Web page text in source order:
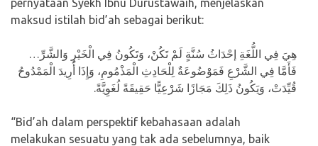
maksud istilah bid’ah sebagai berikut:
هِيَ فِي اللُّغَةِ إحْدَاثُ سُنَّةٍ لَمْ تَكُنْ، وَتَكُونُ فِي الْخَيْرِ وَالشَّرِّ…
فَأَمَّا فِي الشَّرْعِ فَمَوْضُوعَةٌ لِلْحَادِثِ الْمَذْمُومِ، وَإِذَا أُرِيدَ الْمَمْدُوحُ
قُيِّدَتْ، وَيَكُونُ ذَلِكَ مَجَازًا شَرْعِيًّا حَقِيقَةً لُغَوِيَّةً.
“Bid’ah dalam perspektif kebahasaan adalah
melakukan sesuatu yang tak ada sebelumnya, baik